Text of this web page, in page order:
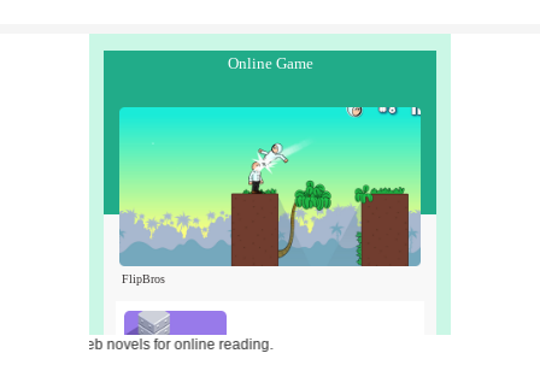
Free web novels for online reading.